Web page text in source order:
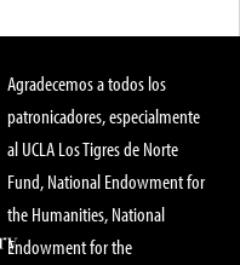
Agradecemos a todos los
patronicadores, especialmente
al UCLA Los Tigres de Norte
Fund, National Endowment for
the Humanities, National
Endowment for the